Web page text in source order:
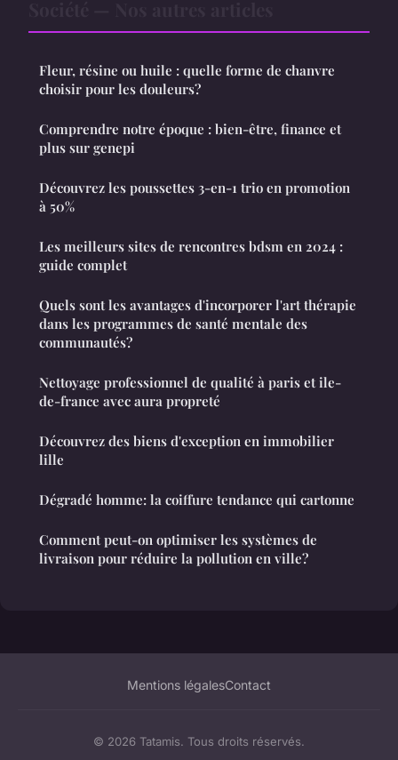
Fleur, résine ou huile : quelle forme de chanvre
choisir pour les douleurs?
Comprendre notre époque : bien-être, finance et
plus sur genepi
Découvrez les poussettes 3-en-1 trio en promotion
à 50%
Les meilleurs sites de rencontres bdsm en 2024 :
guide complet
Quels sont les avantages d'incorporer l'art thérapie
dans les programmes de santé mentale des
communautés?
Nettoyage professionnel de qualité à paris et ile-
de-france avec aura propreté
Découvrez des biens d'exception en immobilier
lille
Dégradé homme: la coiffure tendance qui cartonne
Comment peut-on optimiser les systèmes de
livraison pour réduire la pollution en ville?
Mentions légalesContact
© 2026 Tatamis. Tous droits réservés.